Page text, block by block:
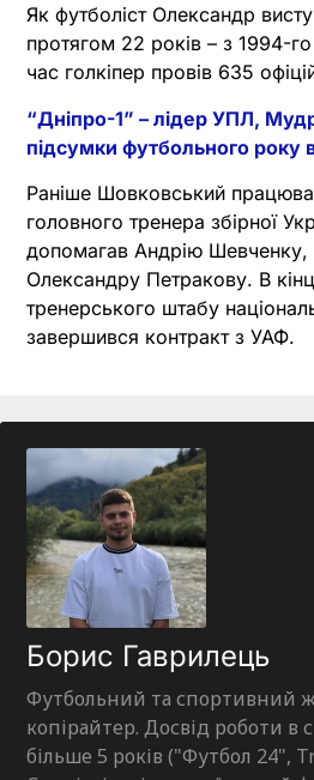
Як футболіст Олександр
протягом 22 років – з 1994-
час голкіпер провів 635
“Дніпро-1” – лідер УПЛ,
підсумки футбольного року в
Раніше Шовковський
головного тренера збірної
допомагав Андрію Шевченку,
Олександру Петракову. В
тренерського штабу
завершився контракт з УАФ.
Борис Гаврилець
Футбольний та спортивний
копірайтер. Досвід роботи в
більше 5 років ("Футбол 24",